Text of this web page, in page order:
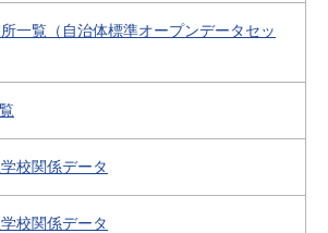
一覧（自治体標準オープンデータセッ
校関係データ
校関係データ